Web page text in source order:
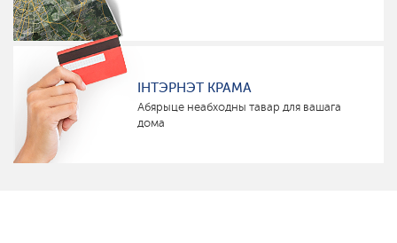
ІНТЭРНЭТ КРАМА
Абярыце неабходны тавар для вашага
дома